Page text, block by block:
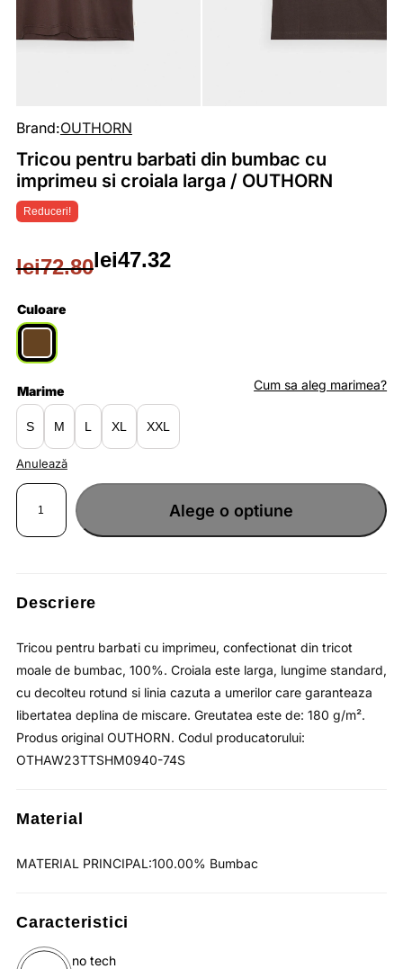
Reduceri!
Brand:OUTHORN
Tricou pentru barbati din bumbac cu
imprimeu si croiala larga / OUTHORN
lei72.80
Prețul
inițial
a
fost:
lei72.80.
lei47.32
Prețul
curent
este:
lei47.32.
Culoare
Marime
XL XXL
S M L
Anulează
Cum sa aleg marimea?
Cantitate
pentru
din
bumbac
larga
/
Alege o optiune
Descriere
Tricou pentru barbati cu imprimeu, confectionat din tricot
moale de bumbac, 100%. Croiala este larga, lungime standard,
cu decolteu rotund si linia cazuta a umerilor care garanteaza
libertatea deplina de miscare. Greutatea este de: 180 g/m².
Produs original OUTHORN. Codul producatorului:
OTHAW23TTSHM0940-74S
Material
MATERIAL PRINCIPAL:100.00% Bumbac
Caracteristici
no tech